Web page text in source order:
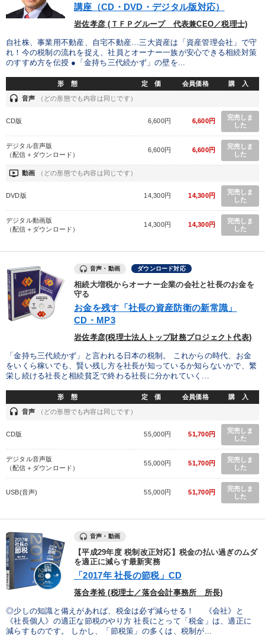
講座（CD・DVD・デジタル版対応）
岩佐孝彦 (ＴＦＰグループ 代表兼CEO／税理士)
自社株、事業用不動産、自宅不動産…三大資産は「資産管理会社」で守
れ！今の税制の流れを捉え、社員とオーナー一族が安心できる相続対策
のすすめ方を伝授 ●「金持ち三代続かず」の壁を...
形 態 定 価 会員価格 購 入
headset 音声 （どの形態でも内容は同じです）
CD版 6,600円 6,600円
完売しま
した
デジタル音声版
（配信＋ダウンロード）
6,600円 6,600円
完売しま
した
ondemand_video 動画 （どの形態でも内容は同じです）
DVD版 14,300円 14,300円
完売しま
した
デジタル動画版
（配信＋ダウンロード）
14,300円 14,300円
完売しま
した
音声・動画 ダウンロード対応
相続大増税からオーナー企業の会社と社長のお金を
守る
お金を残す「社長の資産防衛の新常識」
CD・MP3
岩佐孝彦(税理士法人トップ財務プロジェクト代表)
「金持ち三代続かず」と言われる日本の税制。 これからの時代、お金
をいくら稼いでも、賢い残し方を社長が知っているか知らないかで、繁
栄し続ける社長と相続貧乏で終わる社長に分かれていく...
形 態 定 価 会員価格 購 入
headset 音声 （どの形態でも内容は同じです）
CD版 55,000円 51,700円
完売しま
した
デジタル音声版
（配信＋ダウンロード）
55,000円 51,700円
完売しま
した
USB(音声) 55,000円 51,700円
完売しま
した
音声・動画
【平成29年度 税制改正対応】税金の払い過ぎのムダ
を適正に減らす最新実務
「2017年 社長の節税」CD
落合孝裕 (税理士／落合会計事務所 所長)
◎少しの知識と備えがあれば、税金は必ず減らせる！ 《会社》と
《社長個人》の適正な節税のやり方 社長にとって「税金」は、適正に
減らすものです。 しかし、「節税策」の多くは、税制が...